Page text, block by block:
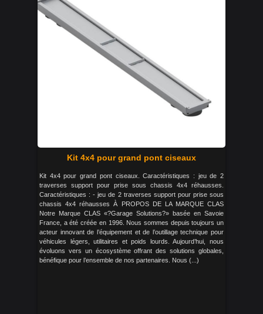
Kit 4x4 pour grand pont ciseaux
Kit 4x4 pour grand pont ciseaux. Caractéristiques : jeu de 2
traverses support pour prise sous chassis 4x4 réhausses.
Caractéristiques : - jeu de 2 traverses support pour prise sous
chassis 4x4 réhausses À PROPOS DE LA MARQUE CLAS
Notre Marque CLAS «?Garage Solutions?» basée en Savoie
France, a été créée en 1996. Nous sommes depuis toujours un
acteur innovant de l’équipement et de l’outillage technique pour
véhicules légers, utilitaires et poids lourds. Aujourd’hui, nous
évoluons vers un écosystème offrant des solutions globales,
bénéfique pour l’ensemble de nos partenaires. Nous (...)